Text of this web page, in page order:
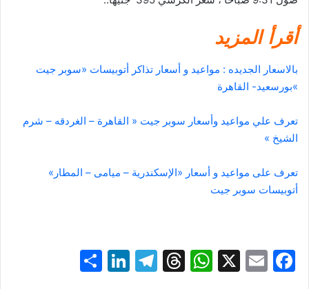
أقرأ المزيد
بالاسعار الجديده : مواعيد و أسعار تذاكر أتوبيسات «سوبر جيت
»بورسعيد- القاهرة
تعرف علي مواعيد وأسعار سوبر جيت « القاهرة – الغردقه – شرم
الشيخ »
تعرف على مواعيد و أسعار «الإسكندرية – ميامى – المطار»
أتوبيسات سوبر جيت
F
E
X
W
T
T
Li